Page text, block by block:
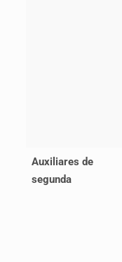
Auxiliares de
segunda